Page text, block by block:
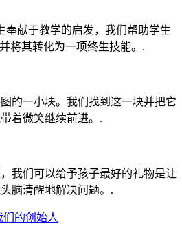
奉献于教学的启发，我们帮助学生
将其转化为一项终生技能。.
的一小块。我们找到这一块并把它
着微笑继续前进。.
我们可以给予孩子最好的礼物是让
脑清醒地解决问题。.
们的创始人